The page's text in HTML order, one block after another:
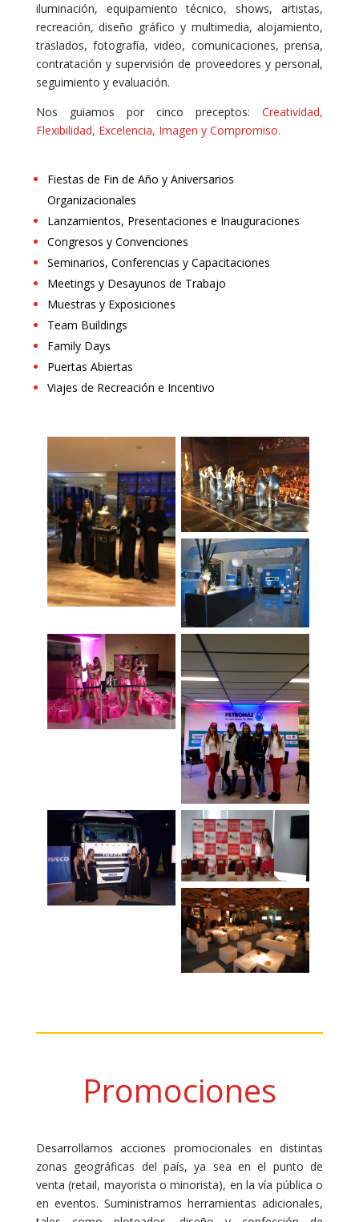
iluminación, equipamiento técnico, shows, artistas,
recreación, diseño gráfico y multimedia, alojamiento,
traslados, fotografía, video, comunicaciones, prensa,
contratación y supervisión de proveedores y personal,
seguimiento y evaluación.
Nos guiamos por cinco preceptos:Creatividad,
Flexibilidad, Excelencia, Imagen y Compromiso.
Fiestas de Fin de Año y Aniversarios
Organizacionales
Lanzamientos, Presentaciones e Inauguraciones
Congresos y Convenciones
Seminarios, Conferencias y Capacitaciones
Meetings y Desayunos de Trabajo
Muestras y Exposiciones
Team Buildings
Family Days
Puertas Abiertas
Viajes de Recreación e Incentivo
Promociones
Desarrollamos acciones promocionales en distintas
zonas geográficas del país, ya sea en el punto de
venta (retail, mayorista o minorista), en la vía pública o
en eventos. Suministramos herramientas adicionales,